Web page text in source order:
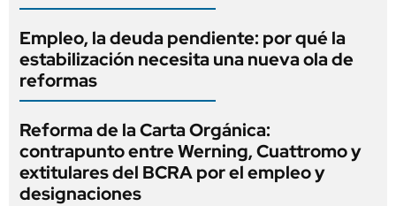
Empleo, la deuda pendiente: por qué la
estabilización necesita una nueva ola de
reformas
Reforma de la Carta Orgánica:
contrapunto entre Werning, Cuattromo y
extitulares del BCRA por el empleo y
designaciones